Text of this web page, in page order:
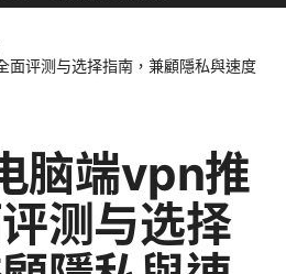
评测与选择指南，兼顧隱私與速度
脑端vpn推
测与选择